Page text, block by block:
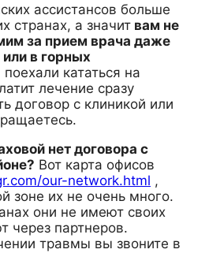
ассистансов больше
странах, а значит вам не
за прием врача даже
в горных
кататься на
лечение сразу
договор с клиникой или
нет договора с
Вот карта офисов
our-network.html ,
зоне их не очень много.
они не имеют своих
через партнеров.
травмы вы звоните в